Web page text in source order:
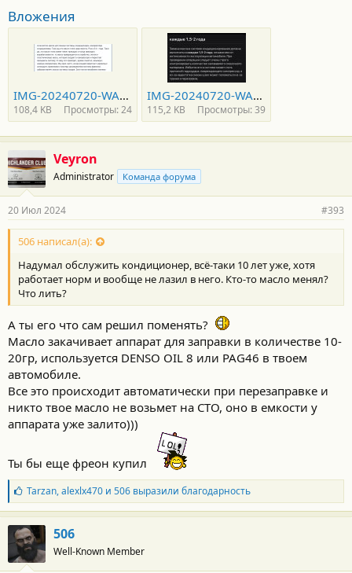
Вложения
IMG-20240720-WA0007.jpg
108,4 KB Просмотры: 24
IMG-20240720-WA0006.jpg
115,2 KB Просмотры: 39
Veyron
Administrator Команда форума
20 Июл 2024 #393
506 написал(а):
Надумал обслужить кондиционер, всё-таки 10 лет уже, хотя
работает норм и вообще не лазил в него. Кто-то масло менял?
Что лить?
А ты его что сам решил поменять?
Масло закачивает аппарат для заправки в количестве 10-
20гр, используется DENSO OIL 8 или PAG46 в твоем
автомобиле.
Все это происходит автоматически при перезаправке и
никто твое масло не возьмет на СТО, оно в емкости у
аппарата уже залито)))
Ты бы еще фреон купил
Б
л
а
г
о
д
а
Tarzan,alexlx470и 506выразили благодарность
506
Well-Known Member